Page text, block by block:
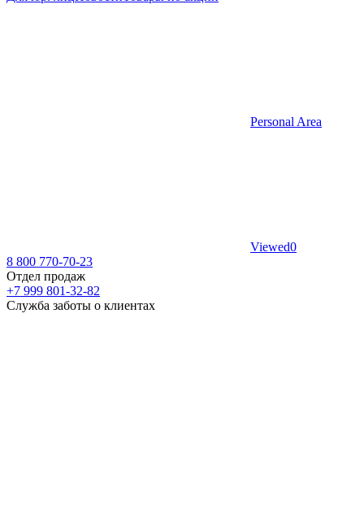
Personal Area
Viewed0
8 800 770-70-23
Отдел продаж
+7 999 801-32-82
Служба заботы о клиентах